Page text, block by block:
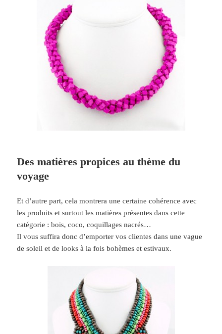
Des matières propices au thème du
voyage
Et d’autre part, cela montrera une certaine cohérence avec
les produits et surtout les matières présentes dans cette
catégorie : bois, coco, coquillages nacrés…
Il vous suffira donc d’emporter vos clientes dans une vague
de soleil et de looks à la fois bohèmes et estivaux.